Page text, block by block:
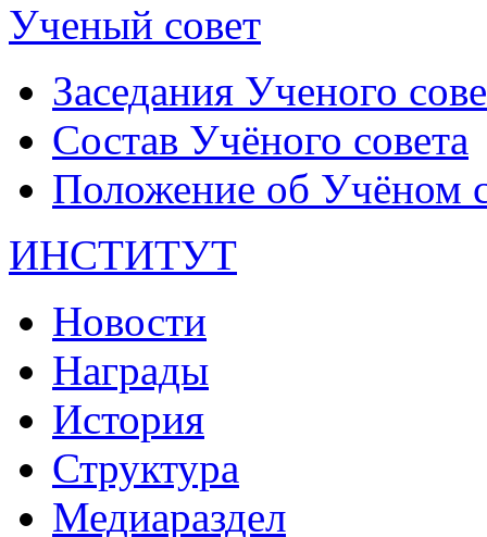
Ученый совет
Заседания Ученого
Состав Учёного совета
Положение об Учёном
ИНСТИТУТ
Новости
Награды
История
Структура
Медиараздел